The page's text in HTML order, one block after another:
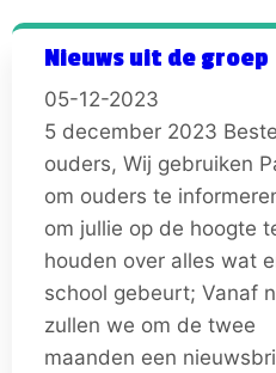
Nieuws uit de groep
05-12-2023
5 december 2023 Beste
ouders, Wij gebruiken
om ouders te
om jullie op de hoogte
houden over alles wat
school gebeurt; Vanaf
zullen we om de twee
maanden een